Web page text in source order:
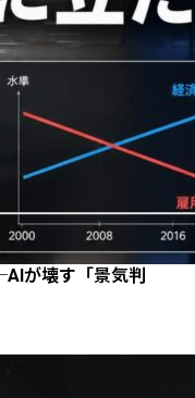
が壊す「景気判